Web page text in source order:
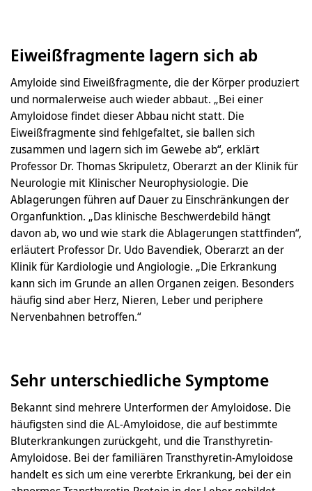
Eiweißfragmente lagern sich ab
Amyloide sind Eiweißfragmente, die der Körper produziert
und normalerweise auch wieder abbaut. „Bei einer
Amyloidose findet dieser Abbau nicht statt. Die
Eiweißfragmente sind fehlgefaltet, sie ballen sich
zusammen und lagern sich im Gewebe ab“, erklärt
Professor Dr. Thomas Skripuletz, Oberarzt an der Klinik für
Neurologie mit Klinischer Neurophysiologie. Die
Ablagerungen führen auf Dauer zu Einschränkungen der
Organfunktion. „Das klinische Beschwerdebild hängt
davon ab, wo und wie stark die Ablagerungen stattfinden“,
erläutert Professor Dr. Udo Bavendiek, Oberarzt an der
Klinik für Kardiologie und Angiologie. „Die Erkrankung
kann sich im Grunde an allen Organen zeigen. Besonders
häufig sind aber Herz, Nieren, Leber und periphere
Nervenbahnen betroffen.“
Sehr unterschiedliche Symptome
Bekannt sind mehrere Unterformen der Amyloidose. Die
häufigsten sind die AL-Amyloidose, die auf bestimmte
Bluterkrankungen zurückgeht, und die Transthyretin-
Amyloidose. Bei der familiären Transthyretin-Amyloidose
handelt es sich um eine vererbte Erkrankung, bei der ein